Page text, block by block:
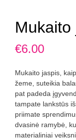
Mukaito
€6.00
Mukaito jaspis,
žeme, suteikia
pat padeda
tampate lankstūs
priimate
dvasinė ramybė,
materialiniai